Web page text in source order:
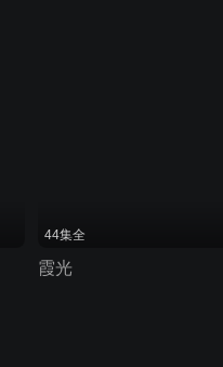
44集全
霞光